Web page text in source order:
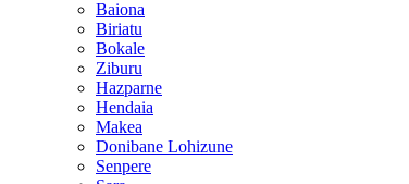
Baiona
Biriatu
Bokale
Ziburu
Hazparne
Hendaia
Makea
Donibane Lohizune
Senpere